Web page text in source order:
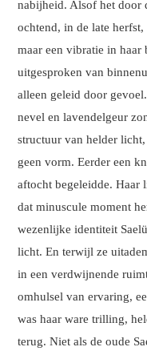
nabijheid. Alsof het door
ochtend, in de late
maar een vibratie in haar
uitgesproken van
alleen geleid door
nevel en lavendelgeur
structuur van helder
geen vorm. Eerder een
aftocht begeleidde.Haar
dat minuscule moment
wezenlijke identiteit
licht. En terwijl ze
in een verdwijnende
omhulsel van ervaring,
was haar ware trilling,
terug. Niet als de oude